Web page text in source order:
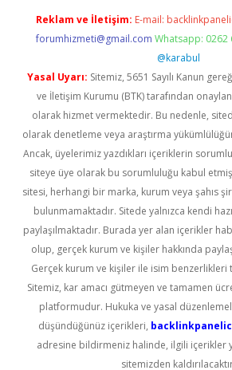
Reklam ve İletişim: E-mail:
forumhizmeti@gmail.com Whatsapp: 0262
@karabul
Yasal Uyarı: Sitemiz, 5651 Sayılı Kanun
ve İletişim Kurumu (BTK) tarafından
olarak hizmet vermektedir. Bu nedenle,
olarak denetleme veya araştırma
Ancak, üyelerimiz yazdıkları içeriklerin
siteye üye olarak bu sorumluluğu kabul
sitesi, herhangi bir marka, kurum veya şahıs
bulunmamaktadır. Sitede yalnızca kendi
paylaşılmaktadır. Burada yer alan içerikler
olup, gerçek kurum ve kişiler hakkında
Gerçek kurum ve kişiler ile isim
Sitemiz, kar amacı gütmeyen ve tamamen
platformudur. Hukuka ve yasal
düşündüğünüz içerikleri,
adresine bildirmeniz halinde, ilgili içerikler
sitemizden